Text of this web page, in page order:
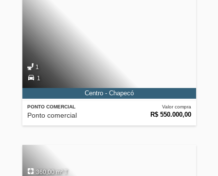
PONTO COMERCIAL
Ponto comercial
Valor compra
R$ 550.000,00
1
1
Centro - Chapecó
360,00 m² T